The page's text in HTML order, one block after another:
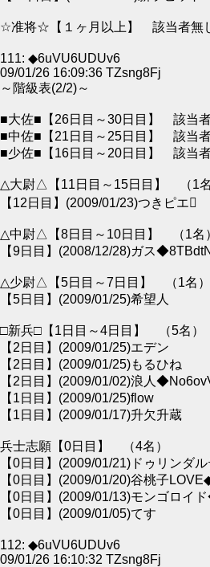
☆准将☆【１ヶ月以上】 該当者無
111: ◆6uVU6UDUv6
09/01/26 16:09:36 TZsng8Fj
～階級表(2/2)～
■大佐■【26日目～30日目】 該当
■中佐■【21日目～25日目】 該当
■少佐■【16日目～20日目】 該当
△大尉△【11日目～15日目】 （1名
【12日目】(2009/01/23)つきピエ
△中尉△【8日目～10日目】 （1名
【9日目】(2008/12/28)ガス
△少尉△【5日目～7日目】 （1名）
【5日目】(2009/01/25)希望人
□新兵□【1日目～4日目】 （5名）
【2日目】(2009/01/25)エデン
【2日目】(2009/01/25)もるひね
【2日目】(2009/01/02)浪人
【1日目】(2009/01/25)flow
【1日目】(2009/01/17)升欠升蔵
兵士志願【0日目】 （4名）
【0日目】(2009/01/21)ドゥリンダ
【0日目】(2009/01/20)谷桃子
【0日目】(2009/01/13)モンゴロイ
【0日目】(2009/01/05)てす
112: ◆6uVU6UDUv6
09/01/26 16:10:32 TZsng8Fj